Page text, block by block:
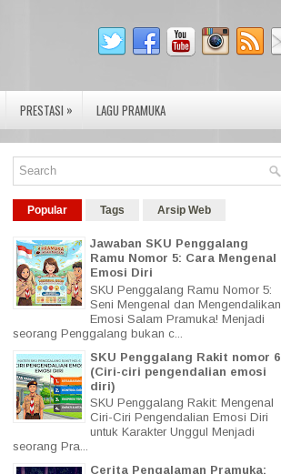
PRESTASI » LAGU PRAMUKA
Popular Tags Arsip Web
Jawaban SKU Penggalang
Ramu Nomor 5: Cara Mengenal
Emosi Diri
SKU Penggalang Ramu Nomor 5:
Seni Mengenal dan Mengendalikan
Emosi Salam Pramuka! Menjadi
seorang Penggalang bukan c...
SKU Penggalang Rakit nomor 6
(Ciri-ciri pengendalian emosi
diri)
SKU Penggalang Rakit: Mengenal
Ciri-Ciri Pengendalian Emosi Diri
untuk Karakter Unggul Menjadi
seorang Pra...
Cerita Pengalaman Pramuka: